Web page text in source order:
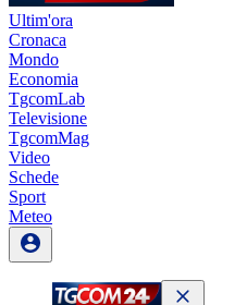
Ultim'ora
Cronaca
Mondo
Economia
TgcomLab
Televisione
TgcomMag
Video
Schede
Sport
Meteo